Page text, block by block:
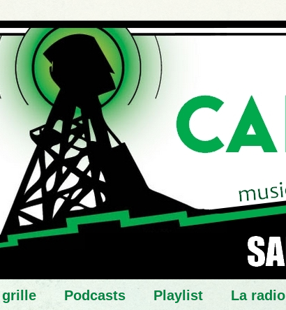
grille Podcasts Playlist La radio